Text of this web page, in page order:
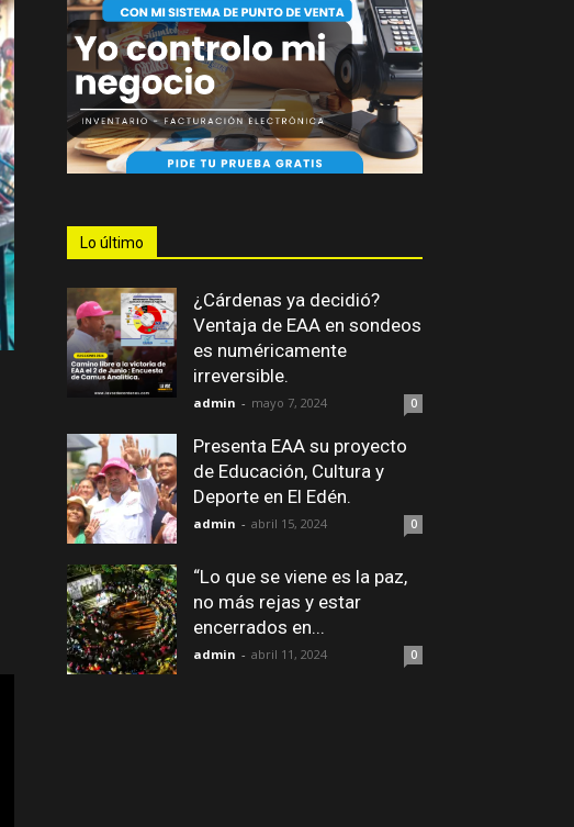
Lo último
¿Cárdenas ya decidió?
Ventaja de EAA en sondeos
es numéricamente
irreversible.
admin - mayo 7, 2024 0
Presenta EAA su proyecto
de Educación, Cultura y
Deporte en El Edén.
admin - abril 15, 2024 0
“Lo que se viene es la paz,
no más rejas y estar
encerrados en...
admin - abril 11, 2024 0